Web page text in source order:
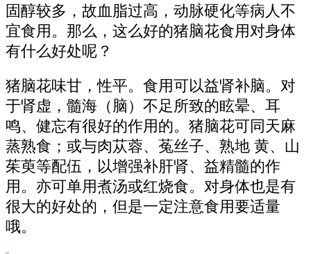
固醇较多，故血脂过高，动脉硬化等病人不
宜食用。那么，这么好的猪脑花食用对身体
有什么好处呢？
猪脑花味甘，性平。食用可以益肾补脑。对
于肾虚，髓海（脑）不足所致的眩晕、耳
鸣、健忘有很好的作用的。猪脑花可同天麻
蒸熟食；或与肉苁蓉、菟丝子、熟地 黄、山
茱萸等配伍，以增强补肝肾、益精髓的作
用。亦可单用煮汤或红烧食。对身体也是有
很大的好处的，但是一定注意食用要适量
哦。